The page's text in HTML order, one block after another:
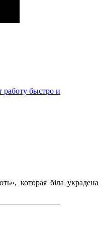
быстро и
которая біла украдена